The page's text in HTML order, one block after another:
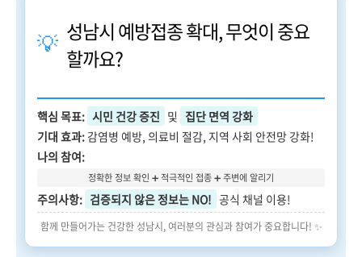
💡 성남시 예방접종 확대, 무엇이 중요
할까요?
핵심 목표: 시민 건강 증진 및 집단 면역 강화
기대 효과: 감염병 예방, 의료비 절감, 지역 사회 안전망 강화!
나의 참여:
정확한 정보 확인 ➕ 적극적인 접종 ➕ 주변에 알리기
주의사항: 검증되지 않은 정보는 NO! 공식 채널 이용!
함께 만들어가는 건강한 성남시, 여러분의 관심과 참여가 중요합니다! ✨